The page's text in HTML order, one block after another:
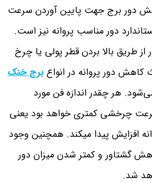
دور برج جهت پایین آوردن سرعت
دور مناسب پروانه نیز است.
از طریق بالا بردن قطر پولی یا چرخ
کاهش دور پروانه در انواع برج خنک
می‌شود. هر چقدر اندازه فن مورد
سرعت چرخشی کمتری خواهد بود یعنی
افزایش پیدا میکند. همچنین وجود
گشتاور و کمتر شدن میزان دور
شد.